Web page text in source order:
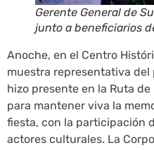
Gerente General de
junto a beneficiarios
Anoche, en el Centro
muestra representativa
hizo presente en la Ruta
para mantener viva la
fiesta, con la participación
actores culturales. La